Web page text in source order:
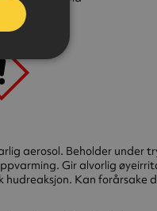
APJN
aerosol. Beholder under
Gir alvorlig
hudreaksjon. Kan forårsake